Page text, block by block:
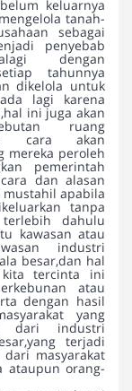
keluarnya
tanah-
sebagai
penyebab
dengan
tahunnya
dikelola untuk
lagi karena
ini juga akan
ruang
cara akan
mereka peroleh
pemerintah
dan alasan
mustahil apabila
tanpa
dahulu
kawasan atau
industri
besar,dan hal
tercinta ini
atau
dengan hasil
yang
dari industri
terjadi
masyarakat
ataupun orang-